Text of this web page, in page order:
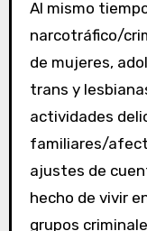
Al mismo
narcotráfico/
de mujeres,
trans y
actividades
familiares/
ajustes de
hecho de vivir
grupos